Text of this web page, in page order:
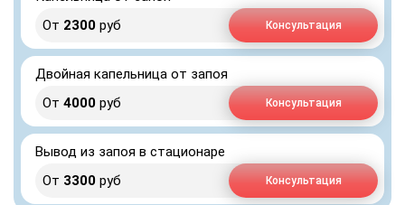
От 2300 руб Консультация
Двойная капельница от запоя
От 4000 руб Консультация
Вывод из запоя в стационаре
От 3300 руб Консультация